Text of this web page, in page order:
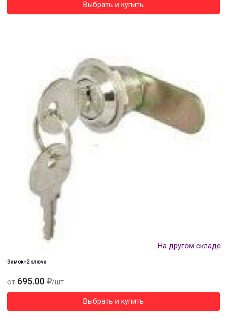
Выбрать и купить
На другом складе
Замок+2 ключа
от 695.00 /шт
Выбрать и купить